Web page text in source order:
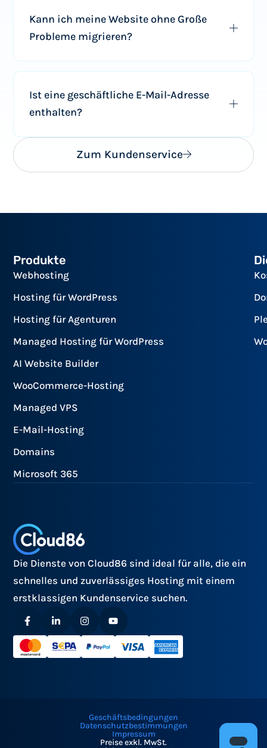
Kann ich meine Website ohne Große
Probleme migrieren?
Ist eine geschäftliche E-Mail-Adresse
enthalten?
Zum Kundenservice
Produkte
Webhosting
Hosting für WordPress
Hosting für Agenturen
Managed Hosting für WordPress
AI Website Builder
WooCommerce-Hosting
Managed VPS
E-Mail-Hosting
Domains
Microsoft 365
Die Dienste von Cloud86 sind ideal für alle, die ein
schnelles und zuverlässiges Hosting mit einem
erstklassigen Kundenservice suchen.
Geschäftsbedingungen
Datenschutzbestimmungen
Impressum
Preise exkl. MwSt.